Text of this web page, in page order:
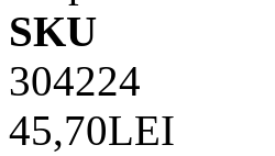
SKU
304224
45,70LEI